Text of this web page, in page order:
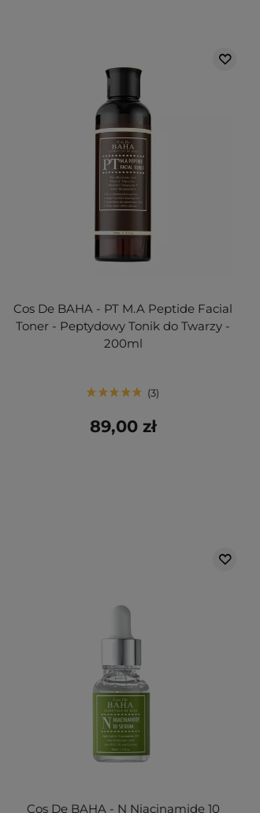
Cos De BAHA - PT M.A Peptide Facial
Toner - Peptydowy Tonik do Twarzy -
200ml
3
89,00 zł
Cos De BAHA - N Niacinamide 10